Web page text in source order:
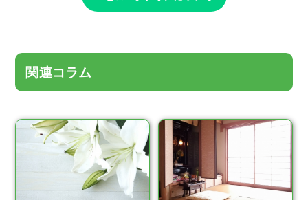
関連コラム